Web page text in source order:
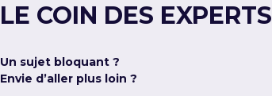
LE COIN DES EXPERTS
Un sujet bloquant ?
Envie d’aller plus loin ?